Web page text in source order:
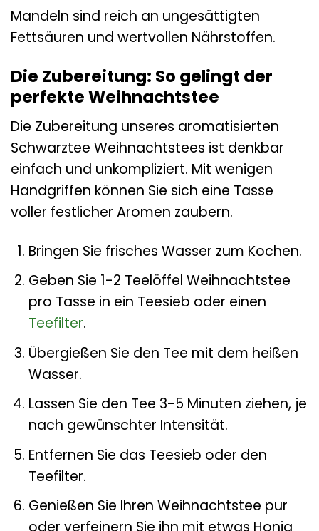
Mandeln sind reich an ungesättigten
Fettsäuren und wertvollen Nährstoffen.
Die Zubereitung: So gelingt der
perfekte Weihnachtstee
Die Zubereitung unseres aromatisierten
Schwarztee Weihnachtstees ist denkbar
einfach und unkompliziert. Mit wenigen
Handgriffen können Sie sich eine Tasse
voller festlicher Aromen zaubern.
Bringen Sie frisches Wasser zum Kochen.
Geben Sie 1-2 Teelöffel Weihnachtstee
pro Tasse in ein Teesieb oder einen
Teefilter.
Übergießen Sie den Tee mit dem heißen
Wasser.
Lassen Sie den Tee 3-5 Minuten ziehen, je
nach gewünschter Intensität.
Entfernen Sie das Teesieb oder den
Teefilter.
Genießen Sie Ihren Weihnachtstee pur
oder verfeinern Sie ihn mit etwas Honig